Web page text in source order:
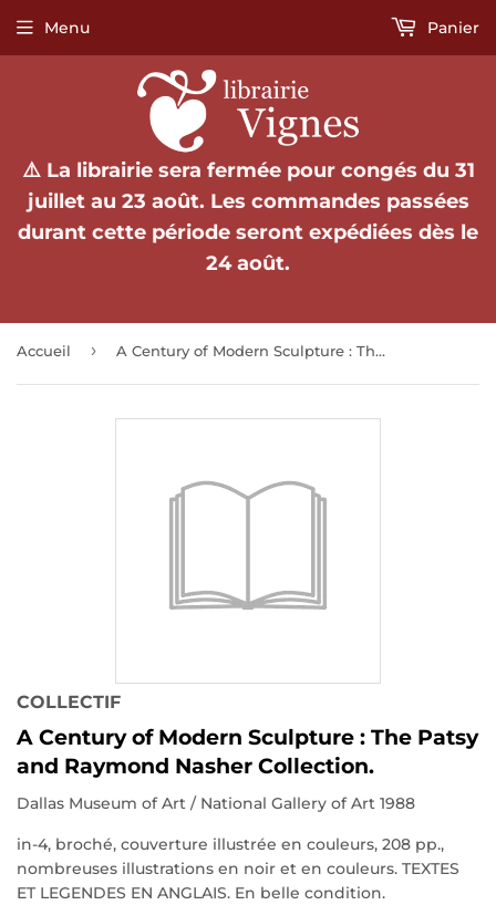
⚠️ La librairie sera fermée pour congés du 31
juillet au 23 août. Les commandes passées
durant cette période seront expédiées dès le
24 août.
Menu Panier
Accueil › A Century of Modern Sculpture : The Patsy and Raymond Nasher Collection.
COLLECTIF
A Century of Modern Sculpture : The Patsy
and Raymond Nasher Collection.
Dallas Museum of Art / National Gallery of Art 1988
in-4, broché, couverture illustrée en couleurs, 208 pp.,
nombreuses illustrations en noir et en couleurs. TEXTES
ET LEGENDES EN ANGLAIS. En belle condition.